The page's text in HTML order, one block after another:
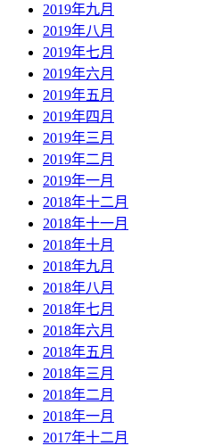
2019年九月
2019年八月
2019年七月
2019年六月
2019年五月
2019年四月
2019年三月
2019年二月
2019年一月
2018年十二月
2018年十一月
2018年十月
2018年九月
2018年八月
2018年七月
2018年六月
2018年五月
2018年三月
2018年二月
2018年一月
2017年十二月